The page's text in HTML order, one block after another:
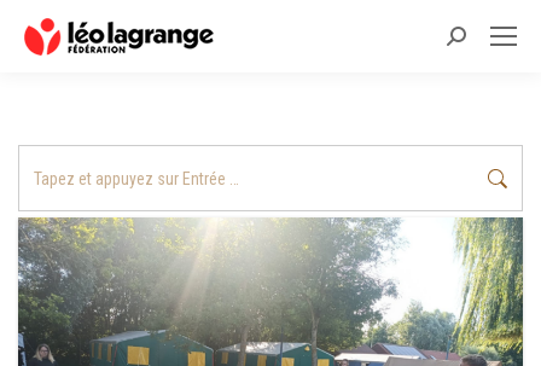
Recherche